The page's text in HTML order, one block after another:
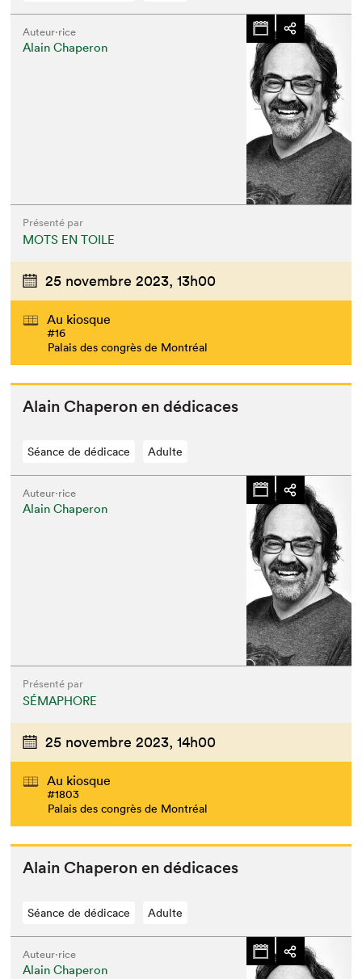
Auteur·rice
Alain Chaperon
Présenté par
MOTS EN TOILE
25 novembre 2023, 13h00
Au kiosque
#16
Palais des congrès de Montréal
Alain Chap­er­on en dédicaces
Séance de dédicace Adulte
Auteur·rice
Alain Chaperon
Présenté par
SÉMAPHORE
25 novembre 2023, 14h00
Au kiosque
#1803
Palais des congrès de Montréal
Alain Chap­er­on en dédicaces
Séance de dédicace Adulte
Auteur·rice
Alain Chaperon